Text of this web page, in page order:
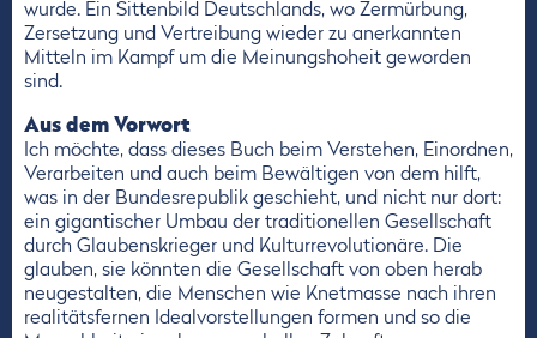
wurde. Ein Sittenbild Deutschlands, wo Zermürbung,
Zersetzung und Vertreibung wieder zu anerkannten
Mitteln im Kampf um die Meinungshoheit geworden
sind.
Aus dem Vorwort
Ich möchte, dass dieses Buch beim Verstehen, Einordnen,
Verarbeiten und auch beim Bewältigen von dem hilft,
was in der Bundesrepublik geschieht, und nicht nur dort:
ein gigantischer Umbau der traditionellen Gesellschaft
durch Glaubenskrieger und Kulturrevolutionäre. Die
glauben, sie könnten die Gesellschaft von oben herab
neugestalten, die Menschen wie Knetmasse nach ihren
realitätsfernen Idealvorstellungen formen und so die